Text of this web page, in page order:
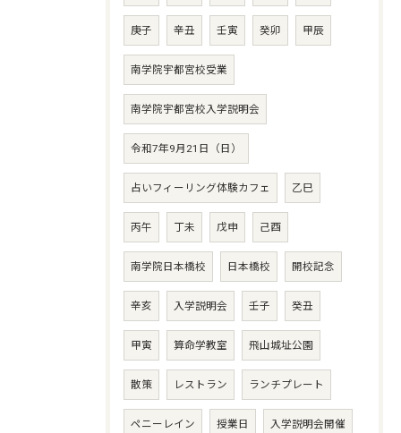
庚子 辛丑 壬寅 癸卯 甲辰
南学院宇都宮校受業
南学院宇都宮校入学説明会
令和7年9月21日（日）
占いフィーリング体験カフェ 乙巳
丙午 丁未 戊申 己酉
南学院日本橋校 日本橋校 開校記念
辛亥 入学説明会 壬子 癸丑
甲寅 算命学教室 飛山城址公園
散策 レストラン ランチプレート
ペニーレイン 授業日 入学説明会開催